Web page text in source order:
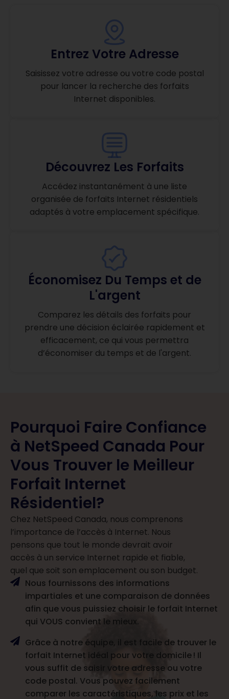
Entrez Votre Adresse
Saisissez votre adresse ou votre code postal
pour lancer la recherche des forfaits
Internet disponibles.
Découvrez Les Forfaits
Accédez instantanément à une liste
organisée de forfaits Internet résidentiels
adaptés à votre emplacement spécifique.
Économisez Du Temps et de
L'argent
Comparez les détails des forfaits pour
prendre une décision éclairée rapidement et
efficacement, ce qui vous permettra
d’économiser du temps et de l'argent.
Pourquoi Faire Confiance
à NetSpeed ​​Canada Pour
Vous Trouver le Meilleur
Forfait Internet
Résidentiel?
Chez NetSpeed ​​Canada, nous comprenons
l’importance de l’accès à Internet. Nous
pensons que tout le monde devrait avoir
accès à un service Internet rapide et fiable,
quel que soit son emplacement ou son budget.
Nous fournissons des informations
impartiales et une comparaison de données
afin que vous puissiez choisir le forfait Internet
qui VOUS convient le mieux.
Grâce à notre équipe, il est facile de trouver le
forfait Internet idéal pour votre domicile ! Il
vous suffit de saisir votre adresse ou votre
code postal. Vous pouvez facilement
comparer les caractéristiques, les prix et les